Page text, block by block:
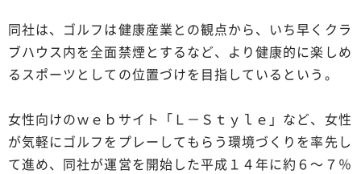
同社は、ゴルフは健康産業との観点から、いち早くクラ
ブハウス内を全面禁煙とするなど、より健康的に楽しめ
るスポーツとしての位置づけを目指しているという。
女性向けのｗｅｂサイト「Ｌ－Ｓｔｙｌｅ」など、女性
が気軽にゴルフをプレーしてもらう環境づくりを率先し
て進め、同社が運営を開始した平成１４年に約６～７％